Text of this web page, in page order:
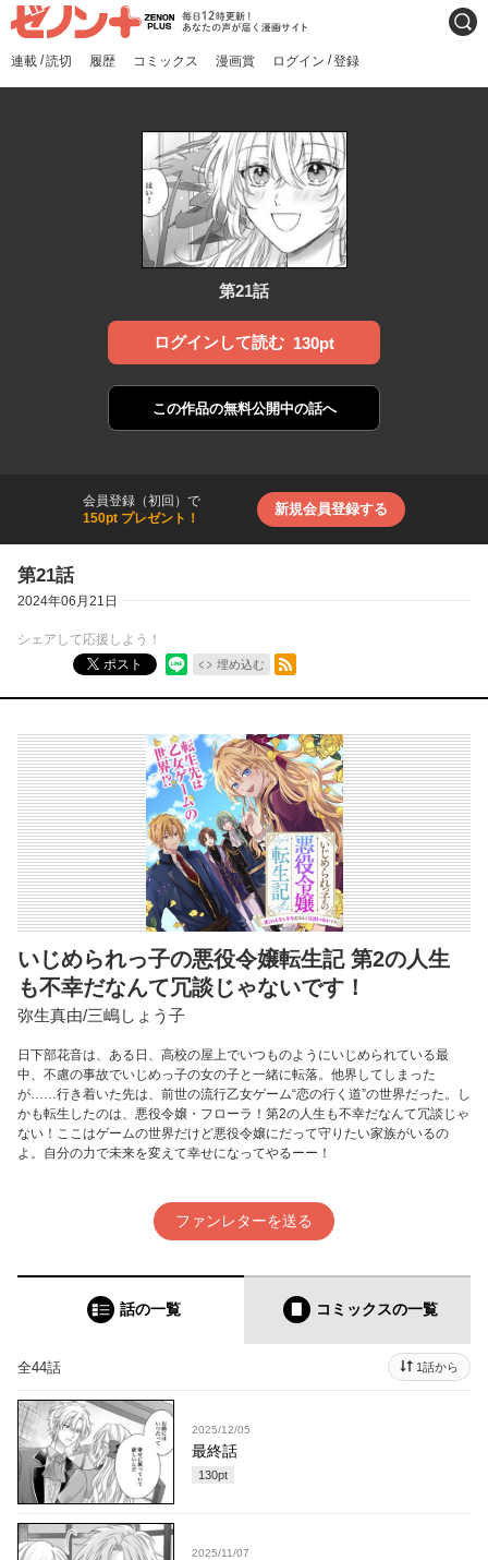
ゼノンプラス
毎日12時更新！あなたの声
が届く漫画サイト
連載 /読切 履歴 コミックス 漫画賞 ログイン /登録
検索
第21話
ログインして読む 130pt
この作品の無料公開中の話へ
会員登録（初回）で
150pt プレゼント！
新規会員登録する
第21話
2024年06月21日
シェアして応援しよう！
ポスト
埋め込む
RSSフィード
いじめられっ子の悪役令嬢転生記 第2の人生
も不幸だなんて冗談じゃないです！
弥生真由/三嶋しょう子
日下部花音は、ある日、高校の屋上でいつものようにいじめられている最
中、不慮の事故でいじめっ子の女の子と一緒に転落。他界してしまった
が……行き着いた先は、前世の流行乙女ゲーム“恋の行く道”の世界だった。し
かも転生したのは、悪役令嬢・フローラ！第2の人生も不幸だなんて冗談じゃ
ない！ここはゲームの世界だけど悪役令嬢にだって守りたい家族がいるの
よ。自分の力で未来を変えて幸せになってやるーー！
ファンレターを送る
話の一覧 コミックスの一覧
全44話 1話から
2025/12/05
最終話
130pt
2025/11/07